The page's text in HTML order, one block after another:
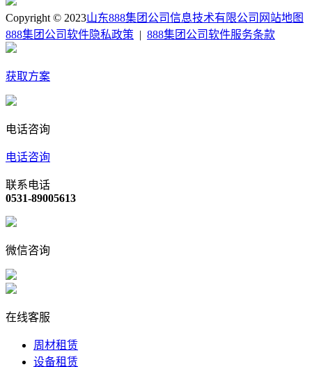
Copyright © 2023山东888集团公司信息技术有限公司 网站地图
888集团公司软件隐私政策
888集团公司软件服务条款
获取方案
电话咨询
电话咨询
联系电话
0531-89005613
微信咨询
在线客服
周材租赁
设备租赁